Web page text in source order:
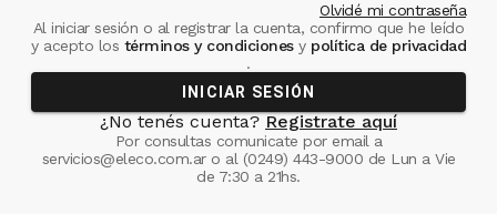
Olvidé mi contraseña
Al iniciar sesión o al registrar la cuenta, confirmo que he leído
y acepto los términos y condiciones ypolítica de privacidad
.
INICIAR SESIÓN
¿No tenés cuenta? Registrate aquí
Por consultas comunicate por email a
servicios@eleco.com.aro al (0249) 443-9000 de Lun a Vie
de 7:30 a 21hs.